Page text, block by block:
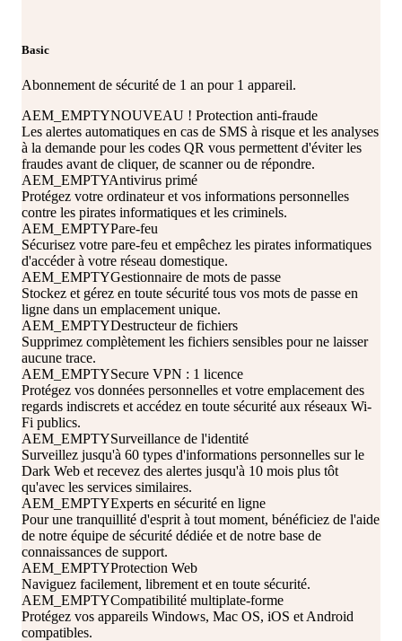
Basic
Abonnement de sécurité de 1 an pour 1 appareil.
AEM_EMPTYNOUVEAU ! Protection anti-fraude
Les alertes automatiques en cas de SMS à risque et les analyses
à la demande pour les codes QR vous permettent d'éviter les
fraudes avant de cliquer, de scanner ou de répondre.
AEM_EMPTYAntivirus primé
Protégez votre ordinateur et vos informations personnelles
contre les pirates informatiques et les criminels.
AEM_EMPTYPare-feu
Sécurisez votre pare-feu et empêchez les pirates informatiques
d'accéder à votre réseau domestique.
AEM_EMPTYGestionnaire de mots de passe
Stockez et gérez en toute sécurité tous vos mots de passe en
ligne dans un emplacement unique.
AEM_EMPTYDestructeur de fichiers
Supprimez complètement les fichiers sensibles pour ne laisser
aucune trace.
AEM_EMPTYSecure VPN : 1 licence
Protégez vos données personnelles et votre emplacement des
regards indiscrets et accédez en toute sécurité aux réseaux Wi-
Fi publics.
AEM_EMPTYSurveillance de l'identité
Surveillez jusqu'à 60 types d'informations personnelles sur le
Dark Web et recevez des alertes jusqu'à 10 mois plus tôt
qu'avec les services similaires.
AEM_EMPTYExperts en sécurité en ligne
Pour une tranquillité d'esprit à tout moment, bénéficiez de l'aide
de notre équipe de sécurité dédiée et de notre base de
connaissances de support.
AEM_EMPTYProtection Web
Naviguez facilement, librement et en toute sécurité.
AEM_EMPTYCompatibilité multiplate-forme
Protégez vos appareils Windows, Mac OS, iOS et Android
compatibles.